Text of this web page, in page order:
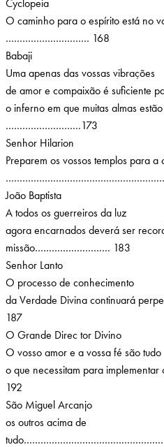
Cyclopeia
O caminho para o espírito está no
………………………… 168
Babaji
Uma apenas das vossas vibrações
de amor e compaixão é suficiente
o inferno em que muitas almas
………………………173
Senhor Hilarion
Preparem os vossos templos para
João Baptista
A todos os guerreiros da luz
agora encarnados deverá ser
missão……………………… 183
Senhor Lanto
O processo de conhecimento
da Verdade Divina continuará
187
O Grande Direc tor Divino
O vosso amor e a vossa fé são tudo
o que necessitam para
192
São Miguel Arcanjo
os outros acima de